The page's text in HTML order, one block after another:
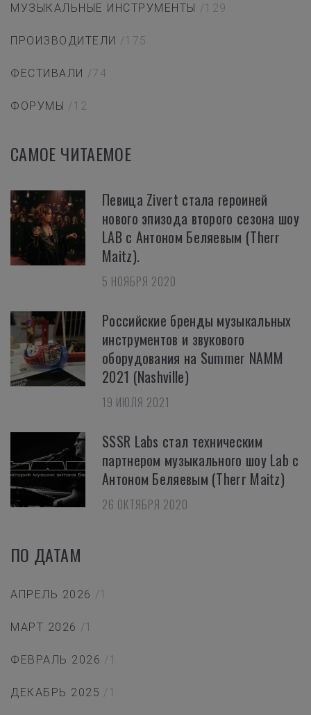
МУЗЫКАЛЬНЫЕ ИНСТРУМЕНТЫ /129
ПРОИЗВОДИТЕЛИ /175
ФЕСТИВАЛИ /74
ФОРУМЫ /12
САМОЕ ЧИТАЕМОЕ
Певица Zivert стала героиней
нового эпизода второго сезона шоу
LAB с Антоном Беляевым (Therr
Maitz).
5 НОЯБРЯ 2020
Российские бренды музыкальных
инструментов и звукового
оборудования на Summer NAMM
2021 (Nashville)
19 ИЮЛЯ 2021
SSSR Labs стал техническим
партнером музыкального шоу Lab с
Антоном Беляевым (Therr Maitz)
26 ОКТЯБРЯ 2020
ПО ДАТАМ
АПРЕЛЬ 2026 /1
МАРТ 2026 /1
ФЕВРАЛЬ 2026 /1
ДЕКАБРЬ 2025 /1